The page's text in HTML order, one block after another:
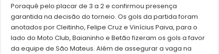
Poraquê pelo placar de 3 a 2 e confirmou presença
garantida na decisão do torneio. Os gols da partida foram
anotados por Cleitinho, Felipe Cruz e Vinícius Paiva, para o
lado do Moto Club, Baianinho e Betão fizeram os gols a favor
da equipe de São Mateus. Além de assegurar a vaga na